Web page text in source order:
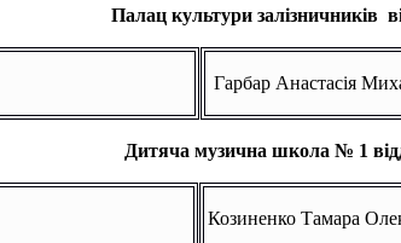
Палац культури залізничників
Гарбар Анастасія
Дитяча музична школа № 1
Козиненко Тамара